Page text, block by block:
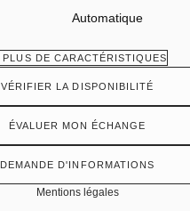
Automatique
PLUS DE CARACTÉRISTIQUES
VÉRIFIER LA DISPONIBILITÉ
ÉVALUER MON ÉCHANGE
DEMANDE D'INFORMATIONS
Mentions légales